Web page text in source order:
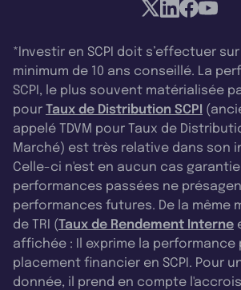
*Investir en SCPI doit s’effectuer
minimum de 10 ans conseillé. La
SCPI, le plus souvent matérialisée
pour Taux de Distribution SCPI
appelé TDVM pour Taux de
Marché) est très relative dans son
Celle-ci n'est en aucun cas
performances passées ne
performances futures. De la même
de TRI (Taux de Rendement Interne
affichée : Il exprime la performance
placement financier en SCPI. Pour
donnée, il prend en compte